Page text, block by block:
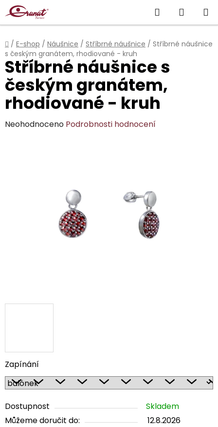
Přejít
na
obsah
Hledat
KOŠÍK
Domů
/ E-shop / Náušnice / Stříbrné náušnice / Stříbrné náušnice
s českým granátem, rhodiované - kruh
Zapínání
Dostupnost
Skladem
Můžeme doručit do:
12.8.2026
Stříbrné náušnice s
českým granátem,
rhodiované - kruh
Průměrné
Neohodnoceno Podrobnosti hodnocení